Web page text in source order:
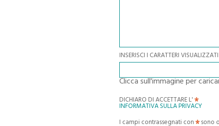
INSERISCI I CARATTERI
Clicca sull'immagine per
DICHIARO DI ACCETTARE L'
INFORMATIVA SULLA PRIVACY
I campi contrassegnati con
sono